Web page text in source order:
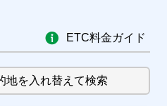
地を入れ替えて検索
ETC料金ガイド